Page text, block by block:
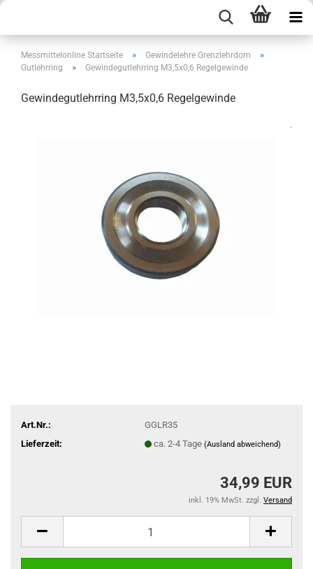
Messmittelonline Startseite » Gewindelehre Grenzlehrdorn »
Gutlehrring » Gewindegutlehrring M3,5x0,6 Regelgewinde
Gewindegutlehrring M3,5x0,6 Regelgewinde
.
Art.Nr.:
GGLR35
Lieferzeit:
ca. 2-4 Tage (Ausland abweichend)
34,99 EUR
inkl. 19% MwSt. zzgl. Versand